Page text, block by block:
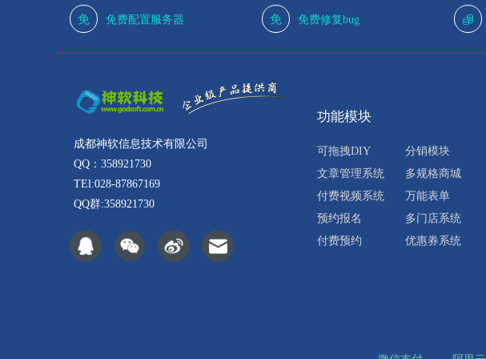
免 免费配置服务器 免 免费修复bug
成都神软信息技术有限公司
QQ：358921730
TEl:028-87867169
QQ群:358921730
功能模块
可拖拽DIY
分销模块
文章管理系统
多规格商城
付费视频系统
万能表单
预约报名
多门店系统
付费预约
优惠券系统